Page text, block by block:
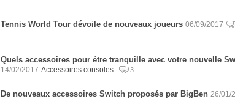
Tennis World Tour dévoile de nouveaux joueurs 06/09/2017
Quels accessoires pour être tranquille avec votre nouvelle
14/02/2017 Accessoires consoles 3
De nouveaux accessoires Switch proposés par BigBen 26/01/